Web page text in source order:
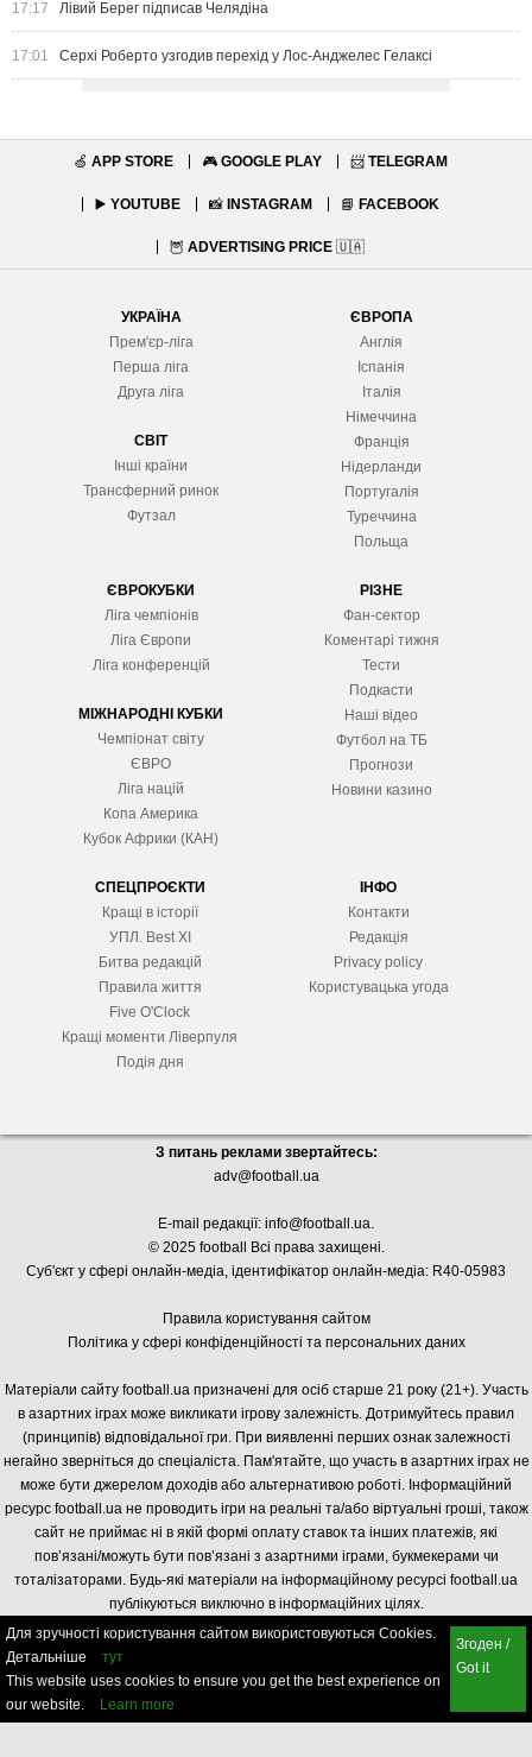
17:17 Лівий Берег підписав Челядіна
17:01 Серхі Роберто узгодив перехід у Лос-Анджелес Гелаксі
🍏 APP STORE 🎮 GOOGLE PLAY 📨 TELEGRAM
▶️ YOUTUBE 📸 INSTAGRAM 📘 FACEBOOK
🦉 ADVERTISING PRICE 🇺🇦
УКРАЇНА
Прем'єр-ліга
Перша ліга
Друга ліга
СВІТ
Інші країни
Трансферний ринок
Футзал
ЄВРОПА
Англія
Іспанія
Італія
Німеччина
Франція
Нідерланди
Португалія
Туреччина
Польща
ЄВРОКУБКИ
Ліга чемпіонів
Ліга Європи
Ліга конференцій
МІЖНАРОДНІ КУБКИ
Чемпіонат світу
ЄВРО
Ліга націй
Копа Америка
Кубок Африки (КАН)
РІЗНЕ
Фан-сектор
Коментарі тижня
Тести
Подкасти
Наші відео
Футбол на ТБ
Прогнози
Новини казино
СПЕЦПРОЄКТИ
Кращі в історії
УПЛ. Best XІ
Битва редакцій
Правила життя
Five O'Clock
Кращі моменти Ліверпуля
Подія дня
ІНФО
Контакти
Редакція
Privacy policy
Користувацька угода
З питань реклами звертайтесь:
adv@football.ua
E-mail редакції: info@football.ua.
© 2025 football Всі права захищені.
Суб'єкт у сфері онлайн-медіа, ідентифікатор онлайн-медіа: R40-05983
Правила користування сайтом
Політика у сфері конфіденційності та персональних даних
Матеріали сайту football.ua призначені для осіб старше 21 року (21+). Участь
в азартних іграх може викликати ігрову залежність. Дотримуйтесь правил
(принципів) відповідальної гри. При виявленні перших ознак залежності
негайно зверніться до спеціаліста. Пам'ятайте, що участь в азартних іграх не
може бути джерелом доходів або альтернативою роботі. Інформаційний
ресурс football.ua не проводить ігри на реальні та/або віртуальні гроші, також
сайт не приймає ні в якій формі оплату ставок та інших платежів, які
пов’язані/можуть бути пов’язані з азартними іграми, букмекерами чи
тоталізаторами. Будь-які матеріали на інформаційному ресурсі football.ua
публікуються виключно в інформаційних цілях.
Для зручності користування сайтом використовуються Cookies.
Детальніше
тут
This website uses cookies to ensure you get the best experience on
our website.
Learn more
Згоден /
Got it